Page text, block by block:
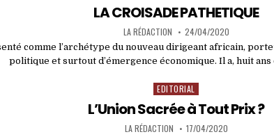
in
LA CROISADE PATHETIQUE
LA RÉDACTION 24/04/2020
comme l’archétype du nouveau dirigeant africain,
politique et surtout d’émergence économique. Il a, huit
Posted
EDITORIAL
L’Union Sacrée à Tout Prix ?
LA RÉDACTION 17/04/2020